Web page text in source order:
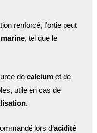
renforcé, l’ortie peut
, tel que le
de calcium et de
utile en cas de
.
lors d’acidité